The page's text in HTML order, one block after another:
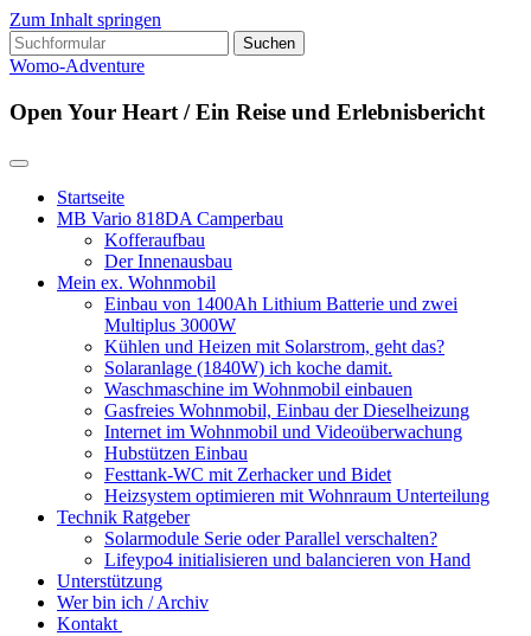
Zum Inhalt springen
Suchen
nach:
Womo-Adventure
Open Your Heart / Ein Reise und Erlebnisbericht
Startseite
MB Vario 818DA Camperbau
Kofferaufbau
Der Innenausbau
Mein ex. Wohnmobil
Einbau von 1400Ah Lithium Batterie und zwei
Multiplus 3000W
Kühlen und Heizen mit Solarstrom, geht das?
Solaranlage (1840W) ich koche damit.
Waschmaschine im Wohnmobil einbauen
Gasfreies Wohnmobil, Einbau der Dieselheizung
Internet im Wohnmobil und Videoüberwachung
Hubstützen Einbau
Festtank-WC mit Zerhacker und Bidet
Heizsystem optimieren mit Wohnraum Unterteilung
Technik Ratgeber
Solarmodule Serie oder Parallel verschalten?
Lifeypo4 initialisieren und balancieren von Hand
Unterstützung
Wer bin ich / Archiv
Kontakt